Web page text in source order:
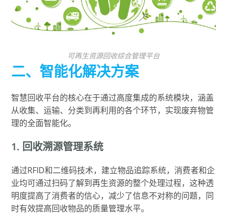
可再生资源回收综合管理平台
二、智能化解决方案
智慧回收平台的核心在于通过高度集成的系统模块，涵盖
从收集、运输、分类到再利用的各个环节，实现废弃物管
理的全面智能化。
1. 回收溯源管理系统
通过RFID和二维码技术，建立物品追踪系统，消费者和企
业均可通过扫码了解到再生资源的整个处理过程，这种透
明度提高了消费者的信心，减少了信息不对称的问题，同
时有效提高回收物品的质量管理水平。